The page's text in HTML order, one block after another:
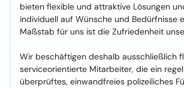
bieten flexible und attraktive Lösungen
individuell auf Wünsche und Bedürfnisse
Maßstab für uns ist die Zufriedenheit
Wir beschäftigen deshalb ausschließlich
serviceorientierte Mitarbeiter, die ein
überprüftes, einwandfreies polizeiliches